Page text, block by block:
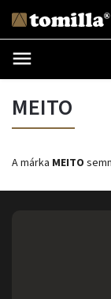
MEITO
A márka MEITO